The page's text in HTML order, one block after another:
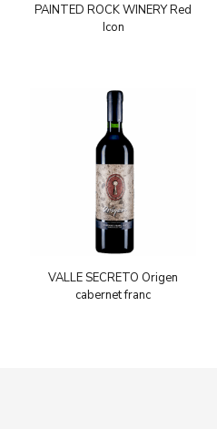
PAINTED ROCK WINERY Red
Icon
VALLE SECRETO Origen
cabernet franc